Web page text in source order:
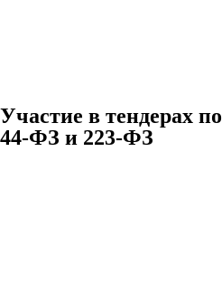
Участие в тендерах по
44-ФЗ и 223-ФЗ